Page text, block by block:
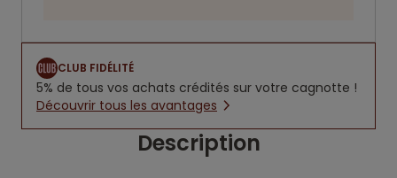
CLUB FIDÉLITÉ
5% de tous vos achats crédités sur votre cagnotte !
Découvrir tous les avantages
Description